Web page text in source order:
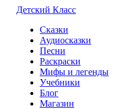
Детский Класс
Сказки
Аудиосказки
Песни
Раскраски
Мифы и легенды
Учебники
Блог
Магазин